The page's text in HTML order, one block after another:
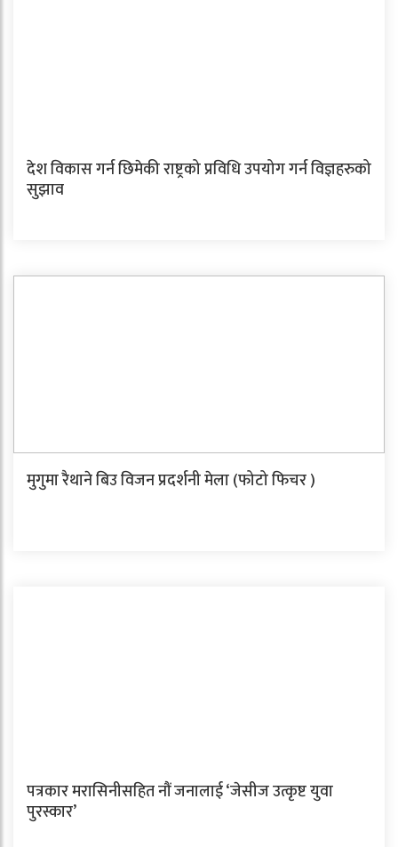
देश विकास गर्न छिमेकी राष्ट्रको प्रविधि उपयोग गर्न विज्ञहरुको
सुझाव
मुगुमा रैथाने बिउ विजन प्रदर्शनी मेला (फोटो फिचर )
पत्रकार मरासिनीसहित नौं जनालाई ‘जेसीज उत्कृष्ट युवा
पुरस्कार’